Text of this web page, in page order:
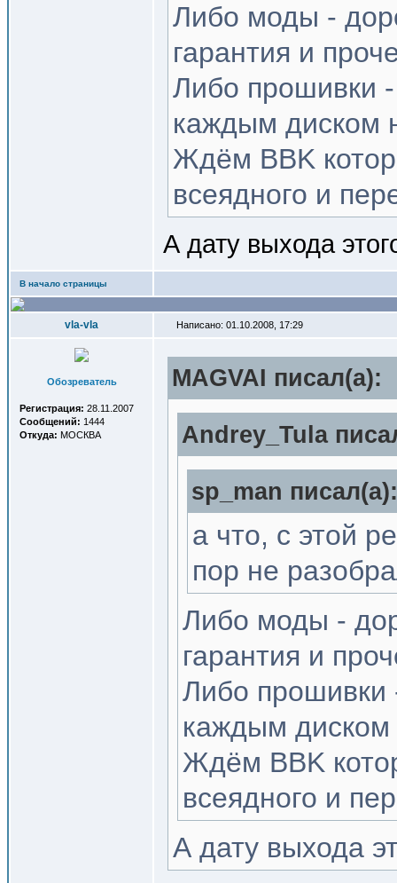
Либо моды -
гарантия и
Либо прошивки
каждым диском
Ждём BBK
всеядного и
А дату выхода
В начало страницы
vla-vla Написано: 01.10.2008, 17:29
Обозреватель
Регистрация: 28.11.2007
Сообщений: 1444
Откуда: МОСКВА
MAGVAI писал(a):
Andrey_Tula
sp_man писал(a):
а что, с этой
пор не
Либо моды -
гарантия и
Либо прошивки
каждым диском
Ждём BBK
всеядного и
А дату выхода